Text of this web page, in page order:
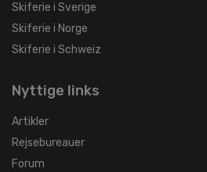
Skiferie i Sverige
Skiferie i Norge
Skiferie i Schweiz
Nyttige links
Artikler
Rejsebureauer
Forum